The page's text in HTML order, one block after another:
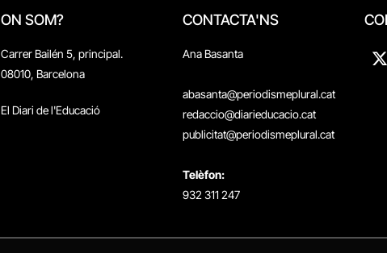
ON SOM?
Carrer Bailén 5, principal.
08010, Barcelona
El Diari de l'Educació
CONTACTA'NS
Ana Basanta
abasanta@periodismeplural.cat
redaccio@diarieducacio.cat
publicitat@periodismeplural.cat
Telèfon:
932 311 247
X